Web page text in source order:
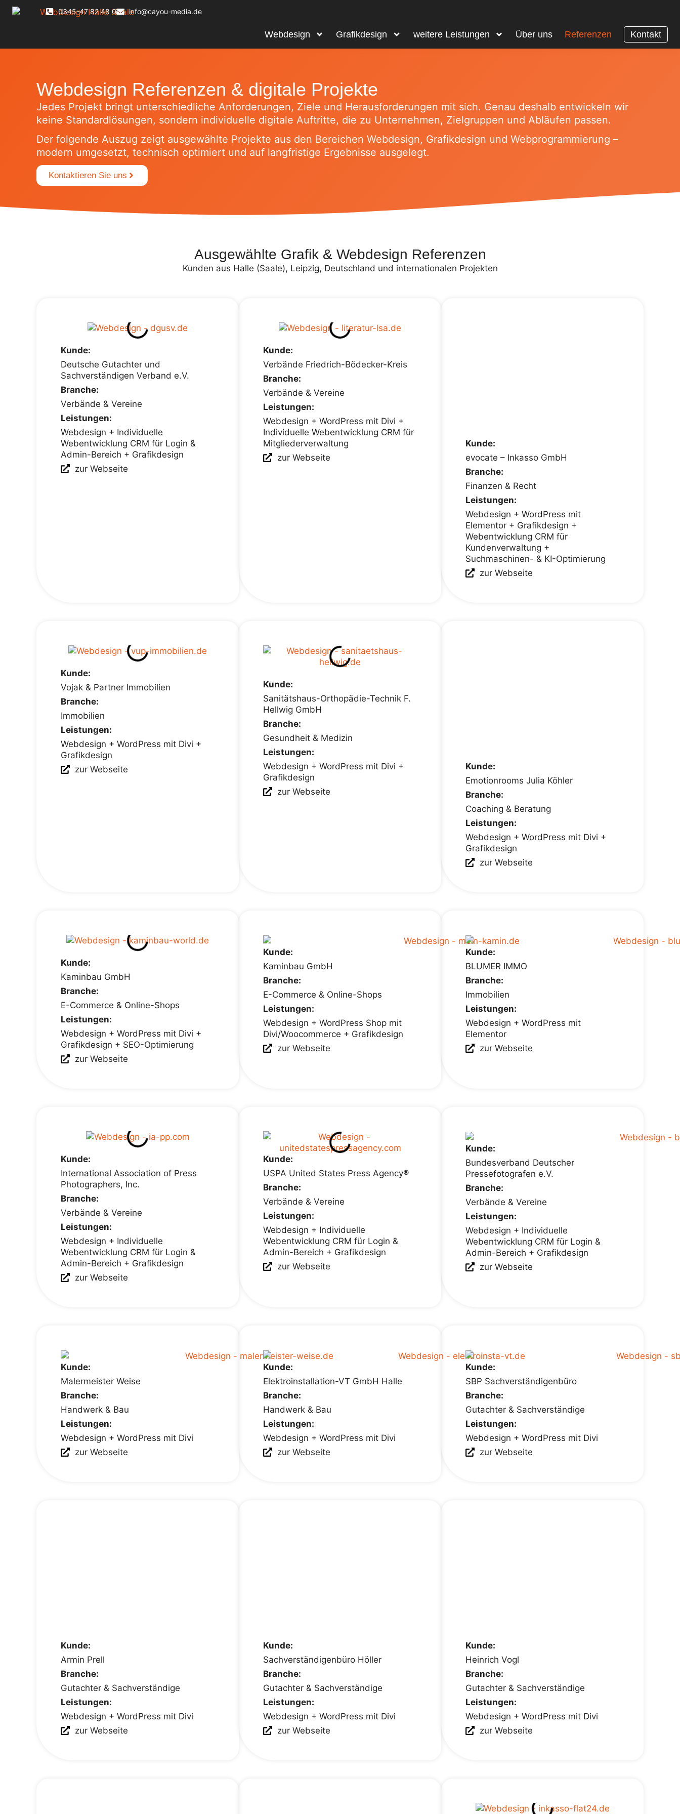
0345-47 82 48 0 info@cayou-media.de
Webdesign Grafikdesign weitere Leistungen Über uns Referenzen Kontakt
Webdesign Referenzen & digitale Projekte
Jedes Projekt bringt unterschiedliche Anforderungen, Ziele und Herausforderungen mit sich. Genau deshalb entwickeln wir
keine Standardlösungen, sondern individuelle digitale Auftritte, die zu Unternehmen, Zielgruppen und Abläufen passen.
Der folgende Auszug zeigt ausgewählte Projekte aus den Bereichen Webdesign, Grafikdesign und Webprogrammierung –
modern umgesetzt, technisch optimiert und auf langfristige Ergebnisse ausgelegt.
Kontaktieren Sie uns
Ausgewählte Grafik & Webdesign Referenzen
Kunden aus Halle (Saale), Leipzig, Deutschland und internationalen Projekten
Kunde:
Deutsche Gutachter und
Sachverständigen Verband e.V.
Branche:
Verbände & Vereine
Leistungen:
Webdesign + Individuelle
Webentwicklung CRM für Login &
Admin-Bereich + Grafikdesign
zur Webseite
Kunde:
Verbände Friedrich-Bödecker-Kreis
Branche:
Verbände & Vereine
Leistungen:
Webdesign + WordPress mit Divi +
Individuelle Webentwicklung CRM für
Mitgliederverwaltung
zur Webseite
Kunde:
evocate – Inkasso GmbH
Branche:
Finanzen & Recht
Leistungen:
Webdesign + WordPress mit
Elementor + Grafikdesign +
Webentwicklung CRM für
Kundenverwaltung +
Suchmaschinen- & KI-Optimierung
zur Webseite
Kunde:
Vojak & Partner Immobilien
Branche:
Immobilien
Leistungen:
Webdesign + WordPress mit Divi +
Grafikdesign
zur Webseite
Kunde:
Sanitätshaus-Orthopädie-Technik F.
Hellwig GmbH
Branche:
Gesundheit & Medizin
Leistungen:
Webdesign + WordPress mit Divi +
Grafikdesign
zur Webseite
Kunde:
Emotionrooms Julia Köhler
Branche:
Coaching & Beratung
Leistungen:
Webdesign + WordPress mit Divi +
Grafikdesign
zur Webseite
Kunde:
Kaminbau GmbH
Branche:
E-Commerce & Online-Shops
Leistungen:
Webdesign + WordPress mit Divi +
Grafikdesign + SEO-Optimierung
zur Webseite
Kunde:
Kaminbau GmbH
Branche:
E-Commerce & Online-Shops
Leistungen:
Webdesign + WordPress Shop mit
Divi/Woocommerce + Grafikdesign
zur Webseite
Kunde:
BLUMER IMMO
Branche:
Immobilien
Leistungen:
Webdesign + WordPress mit
Elementor
zur Webseite
Kunde:
International Association of Press
Photographers, Inc.
Branche:
Verbände & Vereine
Leistungen:
Webdesign + Individuelle
Webentwicklung CRM für Login &
Admin-Bereich + Grafikdesign
zur Webseite
Kunde:
USPA United States Press Agency®
Branche:
Verbände & Vereine
Leistungen:
Webdesign + Individuelle
Webentwicklung CRM für Login &
Admin-Bereich + Grafikdesign
zur Webseite
Kunde:
Bundesverband Deutscher
Pressefotografen e.V.
Branche:
Verbände & Vereine
Leistungen:
Webdesign + Individuelle
Webentwicklung CRM für Login &
Admin-Bereich + Grafikdesign
zur Webseite
Kunde:
Malermeister Weise
Branche:
Handwerk & Bau
Leistungen:
Webdesign + WordPress mit Divi
zur Webseite
Kunde:
Elektroinstallation-VT GmbH Halle
Branche:
Handwerk & Bau
Leistungen:
Webdesign + WordPress mit Divi
zur Webseite
Kunde:
SBP Sachverständigenbüro
Branche:
Gutachter & Sachverständige
Leistungen:
Webdesign + WordPress mit Divi
zur Webseite
Kunde:
Armin Prell
Branche:
Gutachter & Sachverständige
Leistungen:
Webdesign + WordPress mit Divi
zur Webseite
Kunde:
Sachverständigenbüro Höller
Branche:
Gutachter & Sachverständige
Leistungen:
Webdesign + WordPress mit Divi
zur Webseite
Kunde:
Heinrich Vogl
Branche:
Gutachter & Sachverständige
Leistungen:
Webdesign + WordPress mit Divi
zur Webseite